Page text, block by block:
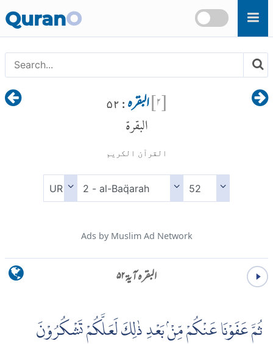
Skip to main content
QuranO
[۲]البقرہ : ۵۲
البقرة
القرآن الكريم
Ads by Muslim Ad Network
البقرہ آية ۵۲
ثُمَّ عَفَوْنَا عَنْكُمْ مِّنْۢ بَعْدِ ذٰلِكَ لَعَلَّكُمْ تَشْكُرُوْنَ